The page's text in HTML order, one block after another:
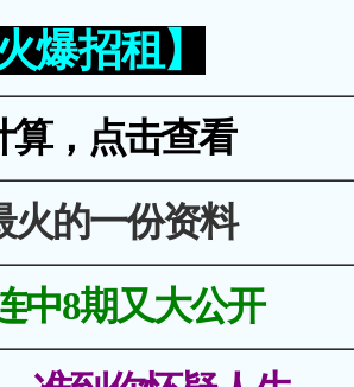
爆招租】
算，点击查看
的一份资料
中8期又大公开